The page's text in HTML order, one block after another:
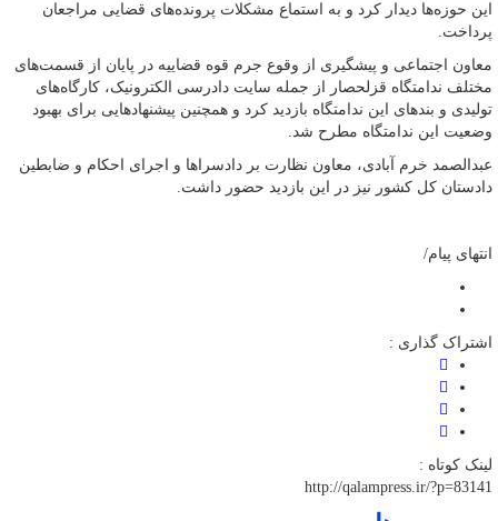
این حوزه‌ها دیدار کرد و به استماع مشکلات پرونده‌های قضایی مراجعان
پرداخت.
معاون اجتماعی و پیشگیری از وقوع جرم قوه قضاییه در پایان از قسمت‌های
مختلف ندامتگاه قزلحصار از جمله سایت دادرسی الکترونیک، کارگاه‌های
تولیدی و بند‌های این ندامتگاه بازدید کرد و همچنین پیشنهاد‌هایی برای بهبود
وضعیت این ندامتگاه مطرح شد.
عبدالصمد خرم آبادی، معاون نظارت بر دادسرا‌ها و اجرای احکام و ضابطین
دادستان کل کشور نیز در این بازدید حضور داشت.
انتهای پیام/
اشتراک گذاری :
لینک کوتاه :
http://qalampress.ir/?p=83141